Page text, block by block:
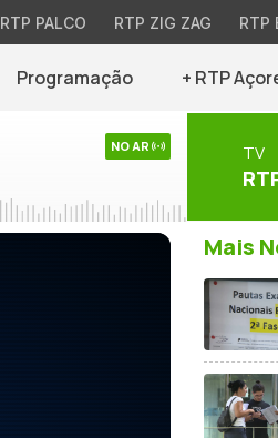
RTP PALCO RTP ZIG ZAG RTP
Programação + RTP
NO AR TV
Mais